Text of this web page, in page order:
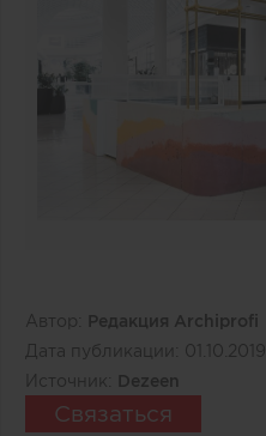
Автор:
Редакция Archiprofi
Дата публикации: 01.10.2019
Источник:
Dezeen
Связаться